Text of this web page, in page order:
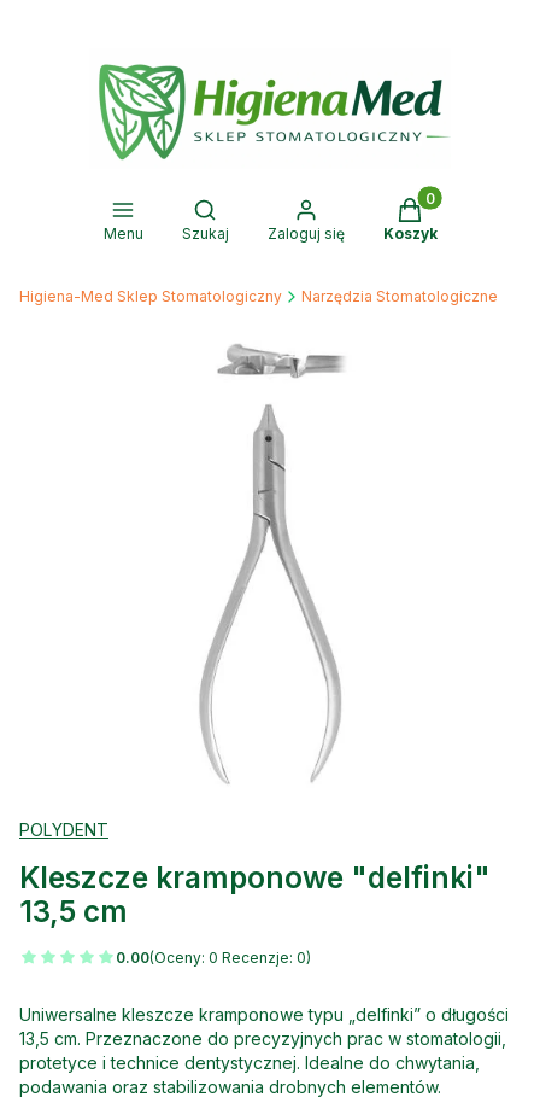
Menu
Otwórz wyszukiwarkę
Szukaj Zaloguj się
Produkty w
Koszyk
Higiena-Med Sklep Stomatologiczny Narzędzia Stomatologiczne
POLYDENT
Kleszcze kramponowe "delfinki"
13,5 cm
0.00(Oceny: 0 Recenzje: 0)
Uniwersalne kleszcze kramponowe typu „delfinki” o długości
13,5 cm. Przeznaczone do precyzyjnych prac w stomatologii,
protetyce i technice dentystycznej. Idealne do chwytania,
podawania oraz stabilizowania drobnych elementów.